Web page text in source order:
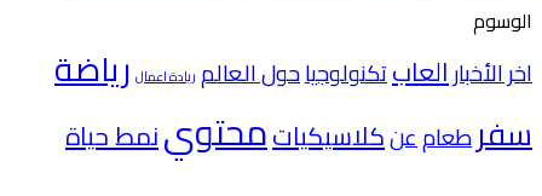
الوسوم
اخر الأخبارالعابتكنولوجياحول العالم ريادة اعمال رياضة
سفرطعامعنكلاسيكياتمحتوينمط حياة